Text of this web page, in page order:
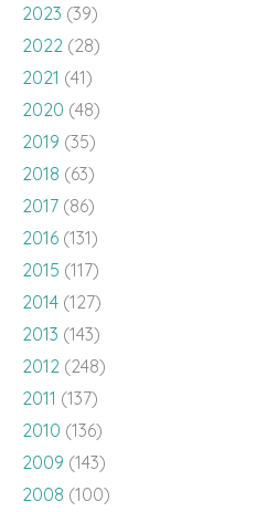
2023 (39)
2022 (28)
2021 (41)
2020 (48)
2019 (35)
2018 (63)
2017 (86)
2016 (131)
2015 (117)
2014 (127)
2013 (143)
2012 (248)
2011 (137)
2010 (136)
2009 (143)
2008 (100)